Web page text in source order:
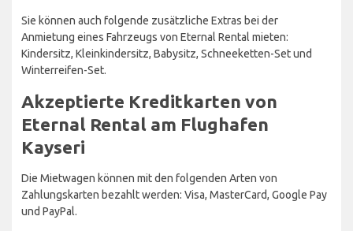
Sie können auch folgende zusätzliche Extras bei der
Anmietung eines Fahrzeugs von Eternal Rental mieten:
Kindersitz, Kleinkindersitz, Babysitz, Schneeketten-Set und
Winterreifen-Set.
Akzeptierte Kreditkarten von
Eternal Rental am Flughafen
Kayseri
Die Mietwagen können mit den folgenden Arten von
Zahlungskarten bezahlt werden: Visa, MasterCard, Google Pay
und PayPal.